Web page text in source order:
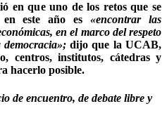
en queuno de los retos que se
en este año es«encontrar las
en el marco del respeto
democracia»;dijo que la UCAB,
centros, institutos, cátedras y
hacerlo posible.
de encuentro, de debate libre y